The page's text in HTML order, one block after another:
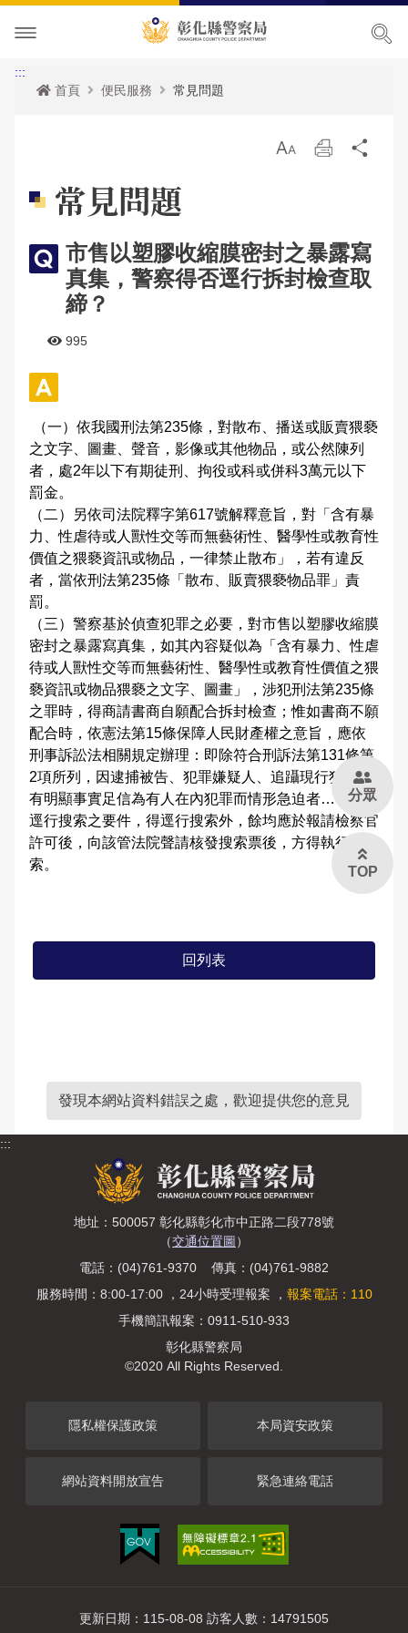
本局簡介
局長簡介
副局長簡介
歷任局長介紹
組織職掌
組織架構
業務職掌
所屬分局
所屬直屬隊
聯絡方式
優良榮耀
警察故事館
本館介紹及沿革
交通資訊
參訪須知
預約參訪
本局參訪須知
大事記
樓層環景導覽
緊急連絡電話
各項宣導
活動訊息
人事公告
性侵高再犯公告
安全及衛生防護執行成果
公開徵信專區
RSS訊息中心
警政爭議訊息澄清
請託關說登錄查察作業統計資料
申辦服務
申辦資訊
線上申辦
常見問題
相關法規
統計資訊
警政統計
應用統計分析專區
性別統計專區
統計資料視覺化查詢專區
雙語詞彙
性別主流化專區
相關連結
治安熱點
拾得遣失物專區
各分局分駐（派出）所服務據點
主題宣導
犯罪預防專區
犯罪預防
反詐騙專區
交通安全專區
彰化縣即時路況資訊服務網
測速照相地點
本縣易肇事路段
違規拖吊查詢
交通事故處理幫手
交通違規簡訊通報
防空避難專區
婦幼專區
婦幼安全警示地點
高再犯危險之性侵害加害人人數公告專區
防制人口販運宣導專區
警政APP下載
廉政指引
重大災害通報專區
民防召募專區
彰化縣擴大召募有志青年加入民防團隊
民防相關法令及表格
民意廣場
局長信箱
交通違規
警民交流留言板
影音出版品
活動相簿
影音多媒體
Youtube頻道
政府資訊公開
個人資料保護相關資料
偵查不公開專區
維護管理機制資訊專區
各類法規命令
施政計畫
業務統計
預算及決算書
公職人員利益衝突迴避法身分關係公開專區
政策及業務宣導資訊查詢專區
補助公告專區
治安工作會報
內部控制聲明書
雙語詞彙
常見問答
English
:::
首頁
便民服務 常見問題
放 列
常見問題
市售以塑膠收縮膜密封之暴露寫
真集，警察得否逕行拆封檢查取
締？
995
（一）依我國刑法第235條，對散布、播送或販賣猥褻
之文字、圖畫、聲音，影像或其他物品，或公然陳列
者，處2年以下有期徒刑、拘役或科或併科3萬元以下
罰金。
（二）另依司法院釋字第617號解釋意旨，對「含有暴
力、性虐待或人獸性交等而無藝術性、醫學性或教育性
價值之猥褻資訊或物品，一律禁止散布」，若有違反
者，當依刑法第235條「散布、販賣猥褻物品罪」責
罰。
（三）警察基於偵查犯罪之必要，對市售以塑膠收縮膜
密封之暴露寫真集，如其內容疑似為「含有暴力、性虐
待或人獸性交等而無藝術性、醫學性或教育性價值之猥
褻資訊或物品猥褻之文字、圖畫」，涉犯刑法第235條
之罪時，得商請書商自願配合拆封檢查；惟如書商不願
配合時，依憲法第15條保障人民財產權之意旨，應依
刑事訴訟法相關規定辦理：即除符合刑訴法第131條第
2項所列，因逮捕被告、犯罪嫌疑人、追躡現行犯、或
有明顯事實足信為有人在內犯罪而情形急迫者…等符合
逕行搜索之要件，得逕行搜索外，餘均應於報請檢察官
許可後，向該管法院聲請核發搜索票後，方得執行搜
索。
回列表
發現本網站資料錯誤之處，歡迎提供您的意見
:::
地址：500057 彰化縣彰化市中正路二段778號
（交通位置圖 ）
電話：(04)761-9370 傳真：(04)761-9882
服務時間：8:00-17:00 ，24小時受理報案 ， 報案電話：110
手機簡訊報案：0911-510-933
彰化縣警察局
©2020 All Rights Reserved.
隱私權保護政策 本局資安政策
網站資料開放宣告 緊急連絡電話
更新日期：115-08-08 訪客人數：14791505
分眾
TOP